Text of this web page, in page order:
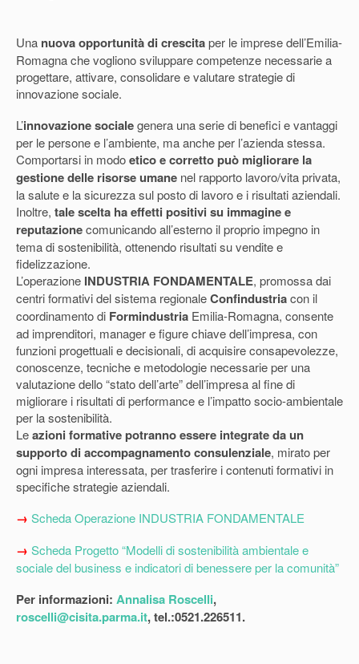
Una nuova opportunità di crescitaper le imprese dell’Emilia-
Romagna che vogliono sviluppare competenze necessarie a
progettare, attivare, consolidare e valutare strategie di
innovazione sociale.
L’innovazione socialegenera una serie di benefici e vantaggi
per le persone e l’ambiente, ma anche per l’azienda stessa.
Comportarsi in modoetico e corretto può migliorare la
gestione delle risorse umane nel rapporto lavoro/vita privata,
la salute e la sicurezza sul posto di lavoro e i risultati aziendali.
Inoltre, tale scelta ha effetti positivi su immagine e
reputazionecomunicando all’esterno il proprio impegno in
tema di sostenibilità, ottenendo risultati su vendite e
fidelizzazione.
L’operazione INDUSTRIA FONDAMENTALE, promossa dai
centri formativi del sistema regionaleConfindustriacon il
coordinamento di Formindustria Emilia-Romagna, consente
ad imprenditori, manager e figure chiave dell’impresa, con
funzioni progettuali e decisionali, di acquisire consapevolezze,
conoscenze, tecniche e metodologie necessarie per una
valutazione dello “stato dell’arte” dell’impresa al fine di
migliorare i risultati di performance e l’impatto socio-ambientale
per la sostenibilità.
Leazioni formative potranno essere integrate da un
supporto di accompagnamento consulenziale, mirato per
ogni impresa interessata, per trasferire i contenuti formativi in
specifiche strategie aziendali.
→ Scheda Operazione INDUSTRIA FONDAMENTALE
→ Scheda Progetto “Modelli di sostenibilità ambientale e
sociale del business e indicatori di benessere per la comunità”
Per informazioni: Annalisa Roscelli,
roscelli@cisita.parma.it, tel.:0521.226511.